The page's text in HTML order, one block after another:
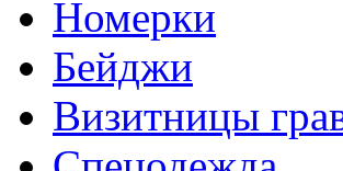
Номерки
Бейджи
Визитницы